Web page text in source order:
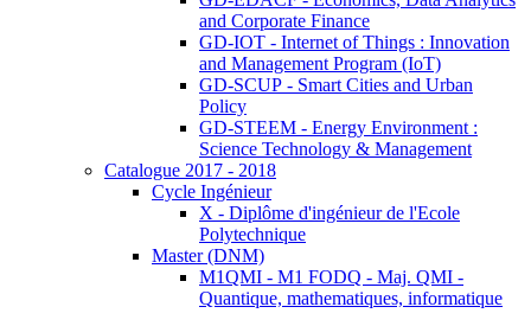
and Corporate Finance
GD-IOT - Internet of Things : Innovation
and Management Program (IoT)
GD-SCUP - Smart Cities and Urban
Policy
GD-STEEM - Energy Environment :
Science Technology & Management
Catalogue 2017 - 2018
Cycle Ingénieur
X - Diplôme d'ingénieur de l'Ecole
Polytechnique
Master (DNM)
M1QMI - M1 FODQ - Maj. QMI -
Quantique, mathematiques, informatique